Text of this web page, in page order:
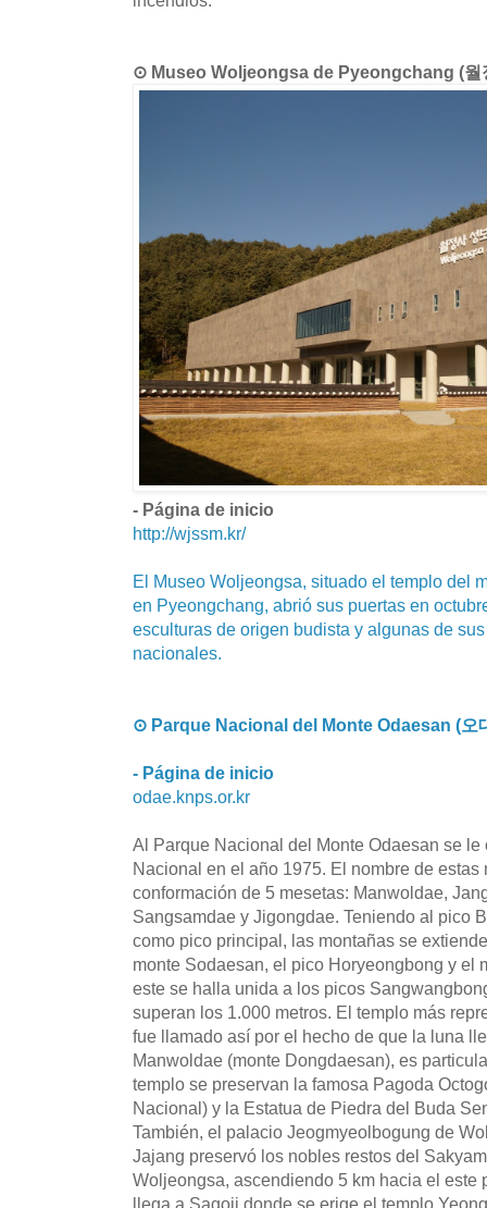
⊙ Museo Woljeongsa de Pyeongchang (월
- Página de inicio
http://wjssm.kr/
El Museo Woljeongsa, situado el templo del
en Pyeongchang, abrió sus puertas en
esculturas de origen budista y algunas de
nacionales.
⊙ Parque Nacional del Monte Odaesan (오
- Página de inicio
odae.knps.or.kr
Al Parque Nacional del Monte Odaesan se
Nacional en el año 1975. El nombre de
conformación de 5 mesetas: Manwoldae,
Sangsamdae y Jigongdae. Teniendo al pico
como pico principal, las montañas se
monte Sodaesan, el pico Horyeongbong y el
este se halla unida a los picos
superan los 1.000 metros. El templo más
fue llamado así por el hecho de que la luna
Manwoldae (monte Dongdaesan), es
templo se preservan la famosa Pagoda
Nacional) y la Estatua de Piedra del Buda
También, el palacio Jeogmyeolbogung de
Jajang preservó los nobles restos del
Woljeongsa, ascendiendo 5 km hacia el este
llega a Sagoji donde se erige el templo